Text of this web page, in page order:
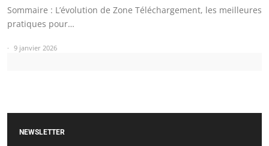
Sommaire : L’évolution de Zone Téléchargement, les meilleures
pratiques pour…
9 janvier 2026
NEWSLETTER